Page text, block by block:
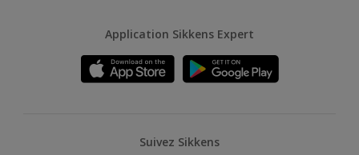
Application Sikkens Expert
Suivez Sikkens